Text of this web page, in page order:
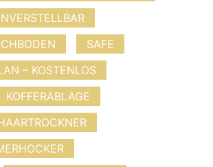
SAFE
– KOSTENLOS
KOFFERABLAGE